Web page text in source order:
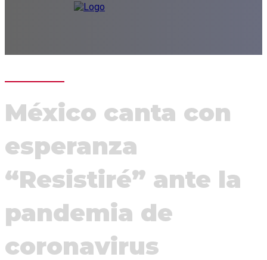
México canta con
esperanza
“Resistiré” ante la
pandemia de
coronavirus